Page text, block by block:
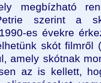
megbízható
szerint a
es évekre
skót filmről
amely skótnak
az is kellett,